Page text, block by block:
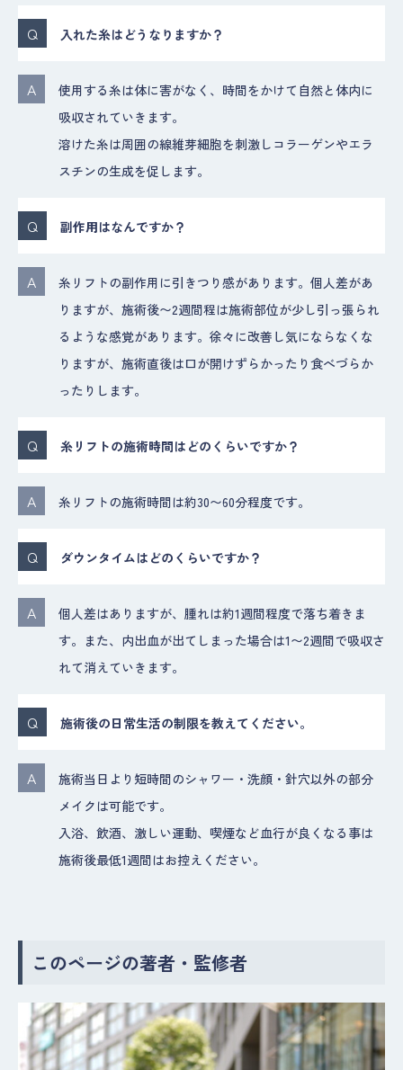
入れた糸はどうなりますか？
使用する糸は体に害がなく、時間をかけて自然と体内に
吸収されていきます。
溶けた糸は周囲の線維芽細胞を刺激しコラーゲンやエラ
スチンの生成を促します。
副作用はなんですか？
糸リフトの副作用に引きつり感があります。個人差があ
りますが、施術後〜2週間程は施術部位が少し引っ張られ
るような感覚があります。徐々に改善し気にならなくな
りますが、施術直後は口が開けずらかったり食べづらか
ったりします。
糸リフトの施術時間はどのくらいですか？
糸リフトの施術時間は約30〜60分程度です。
ダウンタイムはどのくらいですか？
個人差はありますが、腫れは約1週間程度で落ち着きま
す。また、内出血が出てしまった場合は1〜2週間で吸収さ
れて消えていきます。
施術後の日常生活の制限を教えてください。
施術当日より短時間のシャワー・洗顔・針穴以外の部分
メイクは可能です。
入浴、飲酒、激しい運動、喫煙など血行が良くなる事は
施術後最低1週間はお控えください。
このページの著者・監修者